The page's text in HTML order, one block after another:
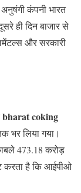
अनुषंगी कंपनी भारत
ही दिन बाजार से
और सरकारी
bharat coking
भर लिया गया।
473.18 करोड़
करता है कि आईपीओ